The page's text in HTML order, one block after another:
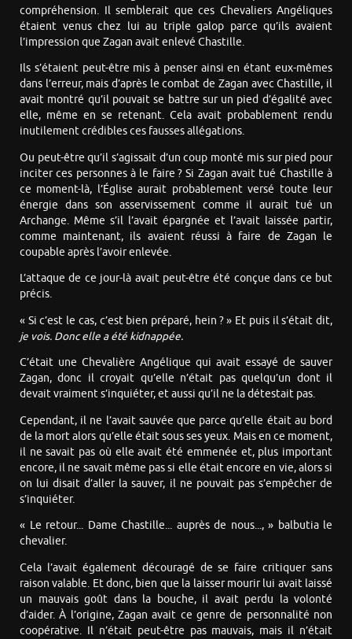
compréhension. Il semblerait que ces Chevaliers Angéliques
étaient venus chez lui au triple galop parce qu’ils avaient
l’impression que Zagan avait enlevé Chastille.
Ils s’étaient peut-être mis à penser ainsi en étant eux-mêmes
dans l’erreur, mais d’après le combat de Zagan avec Chastille, il
avait montré qu’il pouvait se battre sur un pied d’égalité avec
elle, même en se retenant. Cela avait probablement rendu
inutilement crédibles ces fausses allégations.
Ou peut-être qu’il s’agissait d’un coup monté mis sur pied pour
inciter ces personnes à le faire ? Si Zagan avait tué Chastille à
ce moment-là, l’Église aurait probablement versé toute leur
énergie dans son asservissement comme il aurait tué un
Archange. Même s’il l’avait épargnée et l’avait laissée partir,
comme maintenant, ils avaient réussi à faire de Zagan le
coupable après l’avoir enlevée.
L’attaque de ce jour-là avait peut-être été conçue dans ce but
précis.
« Si c’est le cas, c’est bien préparé, hein ? » Et puis il s’était dit,
je vois. Donc elle a été kidnappée.
C’était une Chevalière Angélique qui avait essayé de sauver
Zagan, donc il croyait qu’elle n’était pas quelqu’un dont il
devait vraiment s’inquiéter, et aussi qu’il ne la détestait pas.
Cependant, il ne l’avait sauvée que parce qu’elle était au bord
de la mort alors qu’elle était sous ses yeux. Mais en ce moment,
il ne savait pas où elle avait été emmenée et, plus important
encore, il ne savait même pas si elle était encore en vie, alors si
on lui disait d’aller la sauver, il ne pouvait pas s’empêcher de
s’inquiéter.
« Le retour... Dame Chastille... auprès de nous..., » balbutia le
chevalier.
Cela l’avait également découragé de se faire critiquer sans
raison valable. Et donc, bien que la laisser mourir lui avait laissé
un mauvais goût dans la bouche, il avait perdu la volonté
d’aider. À l’origine, Zagan avait ce genre de personnalité non
coopérative. Il n’était peut-être pas mauvais, mais il n’était